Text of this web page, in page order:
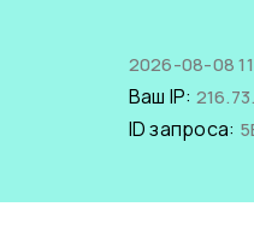
2026-08-08
Ваш IP:
ID запроса: